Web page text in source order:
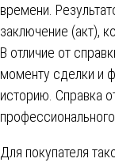
времени.
заключение (акт),
В отличие от
моменту сделки и
историю. Справка
Для покупателя